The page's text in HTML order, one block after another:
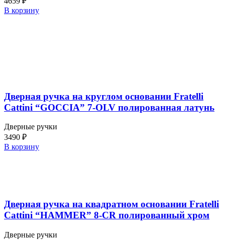
В корзину
Дверная ручка на круглом основании Fratelli
Cattini “GOCCIA” 7-OLV полированная латунь
Дверные ручки
3490 ₽
В корзину
Дверная ручка на квадратном основании Fratelli
Cattini “HAMMER” 8-CR полированный хром
Дверные ручки